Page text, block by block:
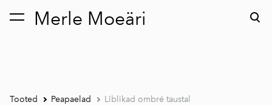
Merle Moeäri
lisati ostukorvi. Vaata ostukorvi
Tooted Peapaelad Liblikad ombré taustal